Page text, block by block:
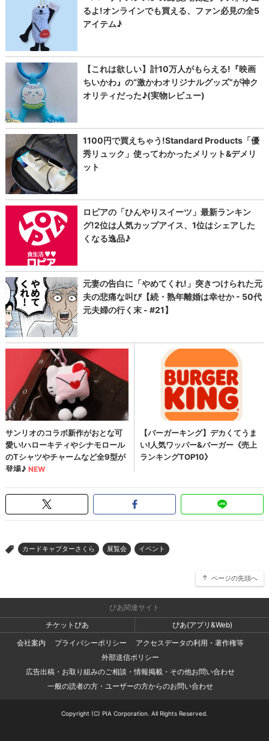
> カードキャプターさくら 展覧会 イベント
ページの先頭へ
ぴあ関連サイト
チケットぴあ
ぴあ(アプリ&Web)
会社案内
プライバシーポリシー
アクセスデータの利用・著作権等
外部送信ポリシー
広告出稿・お取り組みのご相談・情報掲載・その他お問い合わせ
一般の読者の方・ユーザーの方からのお問い合わせ
Copyright (C) PIA Corporation. All Rights Reserved.